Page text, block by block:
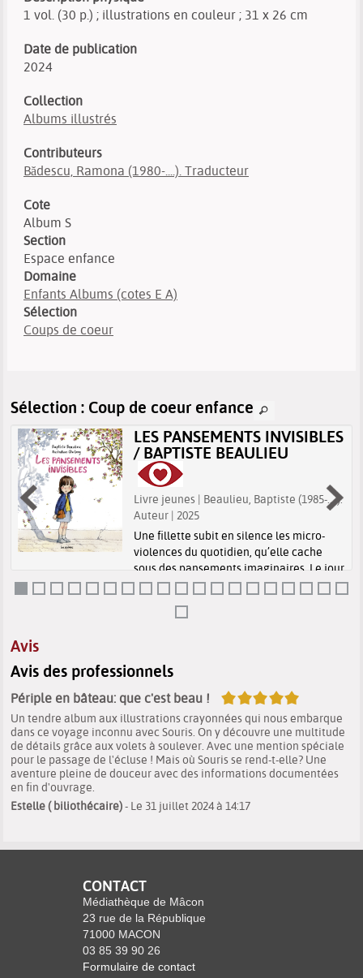
1 vol. (30 p.) ; illustrations en couleur ; 31 x 26 cm
Date de publication
2024
Collection
Albums illustrés
Contributeurs
Bădescu, Ramona (1980-....). Traducteur
Cote
Album S
Section
Espace enfance
Domaine
Enfants Albums (cotes E A)
Sélection
Coups de coeur
Sélection : Coup de coeur enfance
LES PANSEMENTS INVISIBLES
/ BAPTISTE BEAULIEU
Livre jeunes | Beaulieu, Baptiste (1985-....).
Auteur | 2025
Une fillette subit en silence les micro-
violences du quotidien, qu’elle cache
sous des pansements imaginaires. Le jour
où elle trouve le courage de parler à sa
transforme sa douleur en espoir.
Avis
Avis des professionnels
Périple en bâteau: que c'est beau ! 5/5
Un tendre album aux illustrations crayonnées qui nous embarque
dans ce voyage inconnu avec Souris. On y découvre une multitude
de détails grâce aux volets à soulever. Avec une mention spéciale
pour le passage de l'écluse ! Mais où Souris se rend-t-elle? Une
aventure pleine de douceur avec des informations documentées
en fin d'ouvrage.
Estelle ( biliothécaire)- Le 31 juillet 2024 à 14:17
CONTACT
Médiathèque de Mâcon
23 rue de la République
71000 MACON
03 85 39 90 26
Formulaire de contact